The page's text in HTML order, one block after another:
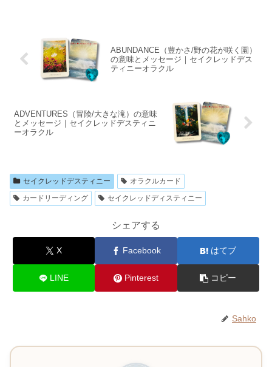
ABUNDANCE（豊かさ/野の花が咲く園）
の意味とメッセージ｜セイクレッドデス
ティニーオラクル
ADVENTURES（冒険/大きな滝）の意味
とメッセージ｜セイクレッドデスティニ
ーオラクル
セイクレッドデスティニー
オラクルカード
カードリーディング
セイクレッドディスティニー
シェアする
X Facebook はてブ
LINE Pinterest コピー
Sahko